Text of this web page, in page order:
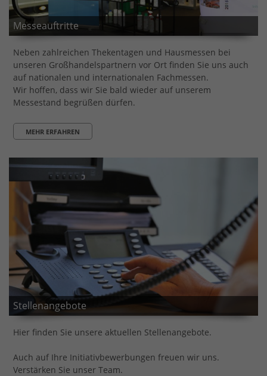
Messeauftritte
Neben zahlreichen Thekentagen und Hausmessen bei
unseren Großhandelspartnern vor Ort finden Sie uns auch
auf nationalen und internationalen Fachmessen.
Wir hoffen, dass wir Sie bald wieder auf unserem
Messestand begrüßen dürfen.
MEHR ERFAHREN
Stellenangebote
Hier finden Sie unsere aktuellen Stellenangebote.
Auch auf Ihre Initiativbewerbungen freuen wir uns.
Verstärken Sie unser Team.